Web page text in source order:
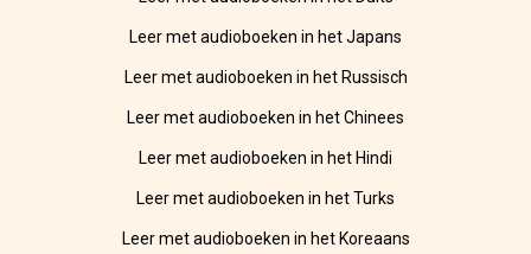
Leer met audioboeken in het Japans
Leer met audioboeken in het Russisch
Leer met audioboeken in het Chinees
Leer met audioboeken in het Hindi
Leer met audioboeken in het Turks
Leer met audioboeken in het Koreaans